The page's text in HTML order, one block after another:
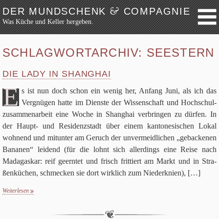
DER MUNDSCHENK&COMPAGNIE
Was Küche und Keller hergeben.
Weiter zum Inhalt
Festmahl
Küche
Keller
Lokalbesuch
Markttag
Hortikultur
Werkzeug
Bibliothek
Schaustücke
Potpourri
SCHLAGWORTARCHIV: SEESTERN
DIE LADY IN SHANGHAI
E s ist nun doch schon ein wenig her, Anfang Juni, als ich das
Ver­gnü­gen hatte im Dien­ste der Wis­sen­schaft und Hoch­schul­
zu­sam­men­ar­beit eine Woche in Shang­hai ver­brin­gen zu dür­fen. In
der Haupt- und Resi­denz­stadt über einem kan­to­ne­si­schen Lokal
woh­nend und mit­un­ter am Geruch der unver­meid­li­chen „gebacke­nen
Bana­nen“ lei­dend (für die lohnt sich aller­dings eine Reise nach
Mada­gas­kar: reif geern­tet und frisch frit­tiert am Markt und in Stra­
ßen­kü­chen, schmecken sie dort wirk­lich zum Nie­der­knien), […]
Weiterlesen